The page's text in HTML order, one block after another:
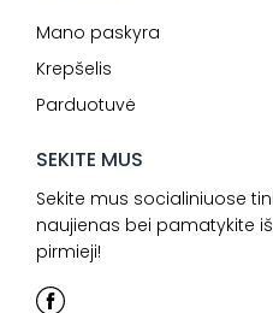
Mano paskyra
Krepšelis
Parduotuvė
SEKITE MUS
Sekite mus socialiniuose
naujienas bei pamatykite
pirmieji!